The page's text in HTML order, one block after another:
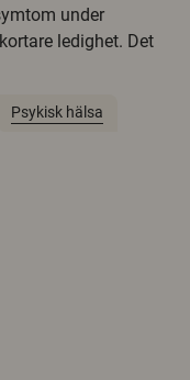
under
ledighet. Det
Psykisk hälsa